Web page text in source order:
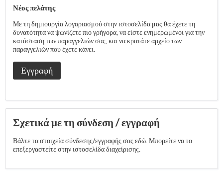
Νέος πελάτης
Με τη δημιουργία λογαριασμού στην ιστοσελίδα μας θα έχετε τη
δυνατότητα να ψωνίζετε πιο γρήγορα, να είστε ενημερωμένοι για την
κατάσταση των παραγγελιών σας, και να κρατάτε αρχείο των
παραγγελιών που έχετε κάνει.
Εγγραφή
Σχετικά με τη σύνδεση / εγγραφή
Βάλτε τα στοιχεία σύνδεσης/εγγραφής σας εδώ. Μπορείτε να το
επεξεργαστείτε στην ιστοσελίδα διαχείρισης.